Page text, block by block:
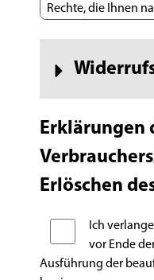
Rechte, die Ihnen
M.Maile Immobilien
Tübinger Str. 19B
70178 Stuttgart
0711 / 870 34 85
Zwecke und
Widerrufsrecht
Sie haben das Recht,
ohne Angabe von
vierzehn Tage ab dem
auszuüben, müssen
M.Maile Immobilien
Erklärungen
Erlöschen
Ich
vor Ende
Ausführung der